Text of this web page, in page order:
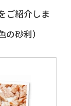
て ご紹介しま
砂利）